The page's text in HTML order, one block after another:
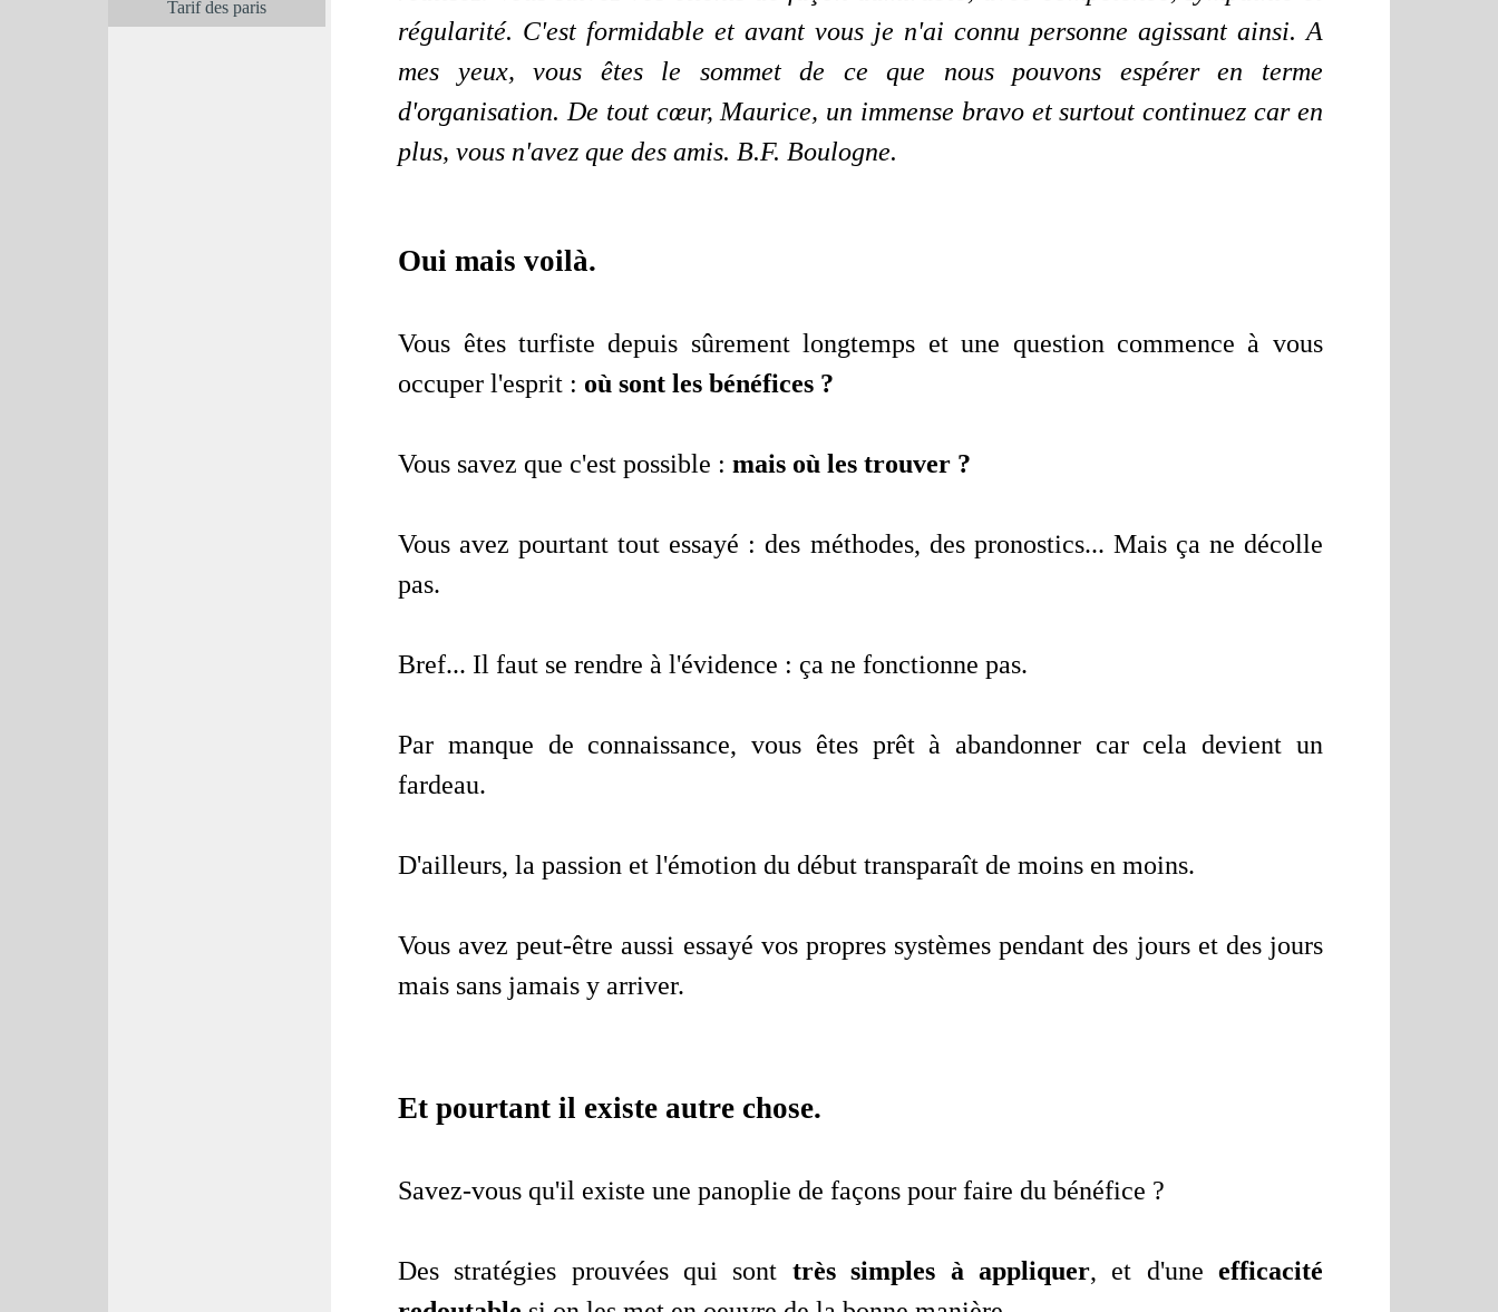
Tarif des paris
régularité. C'est formidable et avant vous je n'ai connu personne agissant ainsi. A
mes yeux, vous êtes le sommet de ce que nous pouvons espérer en terme
d'organisation. De tout cœur, Maurice, un immense bravo et surtout continuez car en
plus, vous n'avez que des amis. B.F. Boulogne.
Oui mais voilà.
Vous êtes turfiste depuis sûrement longtemps et une question commence à vous
occuper l'esprit : où sont les bénéfices ?
Vous savez que c'est possible : mais où les trouver ?
Vous avez pourtant tout essayé : des méthodes, des pronostics... Mais ça ne décolle
pas.
Bref... Il faut se rendre à l'évidence : ça ne fonctionne pas.
Par manque de connaissance, vous êtes prêt à abandonner car cela devient un
fardeau.
D'ailleurs, la passion et l'émotion du début transparaît de moins en moins.
Vous avez peut-être aussi essayé vos propres systèmes pendant des jours et des jours
mais sans jamais y arriver.
Et pourtant il existe autre chose.
Savez-vous qu'il existe une panoplie de façons pour faire du bénéfice ?
Des stratégies prouvées qui sont très simples à appliquer, et d'une efficacité